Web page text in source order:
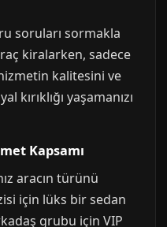
soruları sormakla
kiralarken, sadece
kalitesini ve
kırıklığı yaşamanızı
Kapsamı
aracın türünü
için lüks bir sedan
grubu için VIP